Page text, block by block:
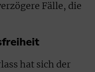
Fälle, die
hat sich der